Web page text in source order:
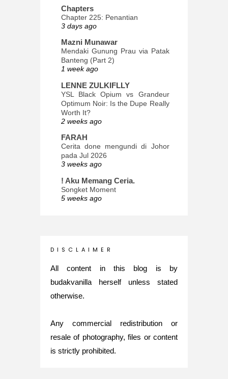
Chapters
Chapter 225: Penantian
3 days ago
Mazni Munawar
Mendaki Gunung Prau via Patak
Banteng (Part 2)
1 week ago
LENNE ZULKIFLLY
YSL Black Opium vs Grandeur
Optimum Noir: Is the Dupe Really
Worth It?
2 weeks ago
FARAH
Cerita done mengundi di Johor
pada Jul 2026
3 weeks ago
! Aku Memang Ceria.
Songket Moment
5 weeks ago
INTROVERTED GIRL
Glory of Special Forces!
Maria Elena
What's up
Nurul Rasya
Back in Japan for My PhD: 2024
Recap of New Challenge
8 months ago
D I S C L A I M E R
All content in this blog is by
budakvanilla herself unless stated
otherwise.
Any commercial redistribution or
resale of photography, files or content
is strictly prohibited.